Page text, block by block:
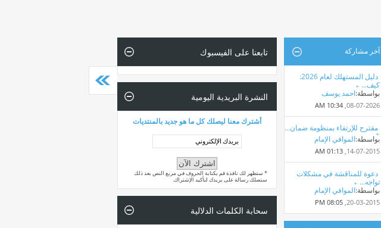
آخر مشاركة
دليل المستهلك لعام 2026:
كيف...
بواسطة:احمد يوسف
08-07-2026,
10:34 AM
مقترح للإرتقاء بمنظومة ضمان...
بواسطة:الموافي الإمام
14-07-2015,
01:13 AM
دعوة للمناقشة في مشكلات
تواجه...
بواسطة:الموافي الإمام
20-03-2015,
08:05 PM
تابعنا على الفيسبوك
النشرة البريدية اليومية
أشترك معنا ليصلك كل ما هو جديد بالمنتديات
* ستظهر لك نافذة قم بكتابة الحروف في مربع النص بعد ذلك
ستصلك رسالة على بريدك لتأكيد الإشتراك.
سحابة الكلمات الدلالية